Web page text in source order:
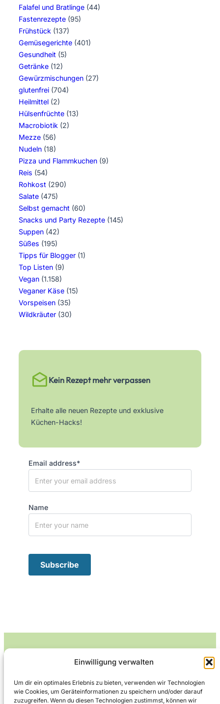
Einwilligung verwalten
Um dir ein optimales Erlebnis zu bieten, verwenden wir Technologien
wie Cookies, um Geräteinformationen zu speichern und/oder darauf
zuzugreifen. Wenn du diesen Technologien zustimmst, können wir
Falafel und Bratlinge (44)
Fastenrezepte (95)
Frühstück (137)
Gemüsegerichte (401)
Gesundheit (5)
Getränke (12)
Gewürzmischungen (27)
glutenfrei (704)
Heilmittel (2)
Hülsenfrüchte (13)
Macrobiotik (2)
Mezze (56)
Nudeln (18)
Pizza und Flammkuchen (9)
Reis (54)
Rohkost (290)
Salate (475)
Selbst gemacht (60)
Snacks und Party Rezepte (145)
Suppen (42)
Süßes (195)
Tipps für Blogger (1)
Top Listen (9)
Vegan (1.158)
Veganer Käse (15)
Vorspeisen (35)
Wildkräuter (30)
Kein Rezept mehr verpassen
Erhalte alle neuen Rezepte und exklusive
Küchen-Hacks!
Email address*
Name
Leckerlife
Lecker essen – gesund leben.